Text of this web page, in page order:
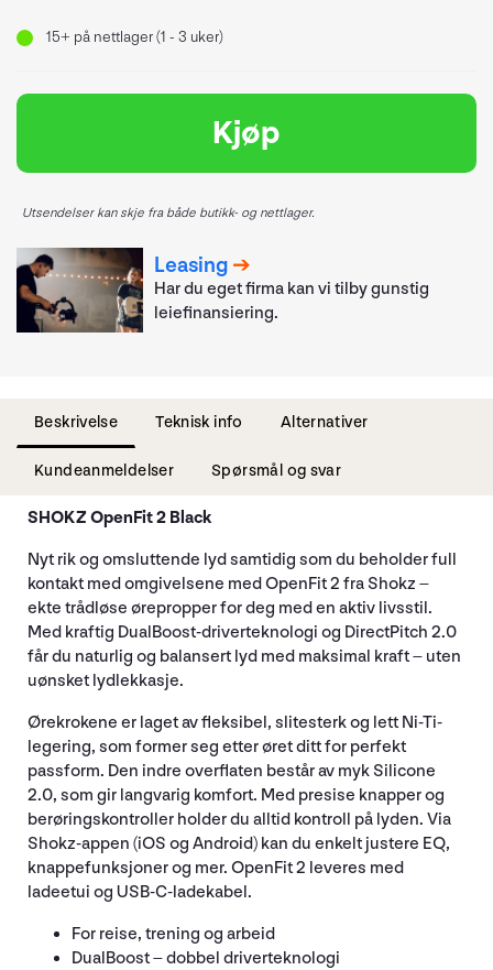
15+ på nettlager (1 - 3 uker)
Kjøp
Utsendelser kan skje fra både butikk- og nettlager.
Leasing
Har du eget firma kan vi tilby gunstig
leiefinansiering.
Beskrivelse Teknisk info Alternativer
Kundeanmeldelser Spørsmål og svar
SHOKZ OpenFit 2 Black
Nyt rik og omsluttende lyd samtidig som du beholder full
kontakt med omgivelsene med OpenFit 2 fra Shokz –
ekte trådløse ørepropper for deg med en aktiv livsstil.
Med kraftig DualBoost-driverteknologi og DirectPitch 2.0
får du naturlig og balansert lyd med maksimal kraft – uten
uønsket lydlekkasje.
Ørekrokene er laget av fleksibel, slitesterk og lett Ni-Ti-
legering, som former seg etter øret ditt for perfekt
passform. Den indre overflaten består av myk Silicone
2.0, som gir langvarig komfort. Med presise knapper og
berøringskontroller holder du alltid kontroll på lyden. Via
Shokz-appen (iOS og Android) kan du enkelt justere EQ,
knappefunksjoner og mer. OpenFit 2 leveres med
ladeetui og USB-C-ladekabel.
For reise, trening og arbeid
DualBoost – dobbel driverteknologi